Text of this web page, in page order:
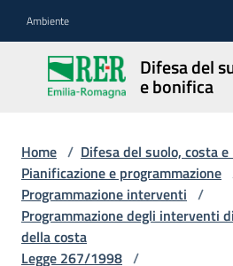
Ambiente
Difesa del
e bonifica
Difesa
del
suolo,
bonifica
Pianificazione
e
Home / Difesa del suolo, costa
Pianificazione e programmazione
Programmazione interventi /
Programmazione degli interventi
della costa
Legge 267/1998 /